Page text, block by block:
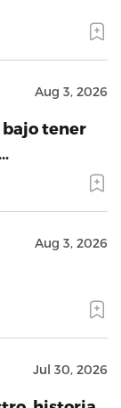
Aug 3, 2026
bajo tener
Aug 3, 2026
Jul 30, 2026